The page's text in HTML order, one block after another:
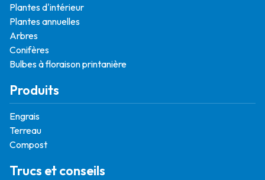
Plantes d'intérieur
Plantes annuelles
Arbres
Conifères
Bulbes à floraison printanière
Produits
Engrais
Terreau
Compost
Trucs et conseils